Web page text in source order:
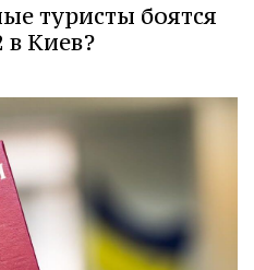
туристы боятся
в Киев?